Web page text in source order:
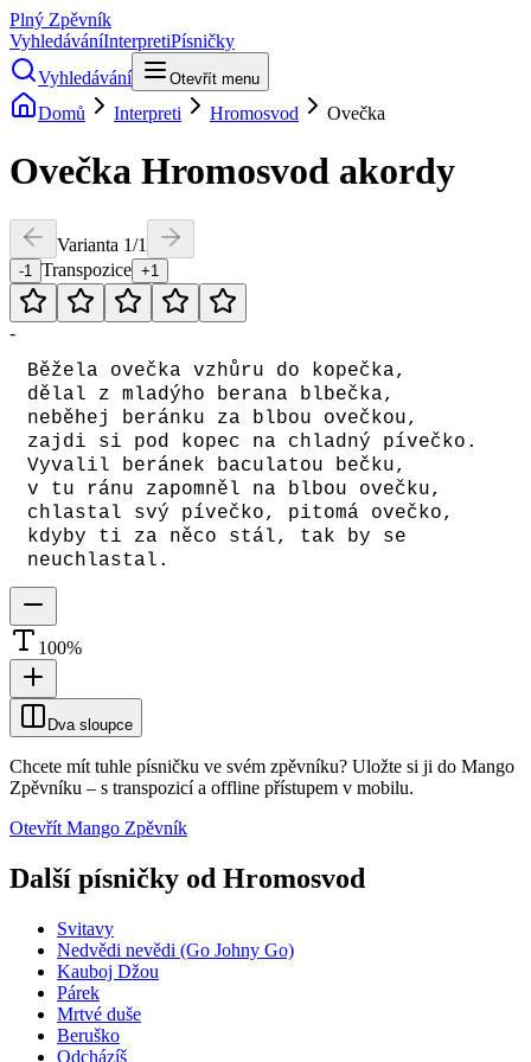
Plný Zpěvník
VyhledáváníInterpretiPísničky
Vyhledávání
Otevřít menu
Domů Interpreti Hromosvod Ovečka
Ovečka Hromosvod akordy
Varianta 1/1
-1 Transpozice +1
-
Běžela ovečka vzhůru do kopečka,
dělal z mladýho berana blbečka,
neběhej beránku za blbou ovečkou,
zajdi si pod kopec na chladný pívečko.
Vyvalil beránek baculatou bečku,
v tu ránu zapomněl na blbou ovečku,
chlastal svý pívečko, pitomá ovečko,
kdyby ti za něco stál, tak by se
neuchlastal.
100%
Dva sloupce
Chcete mít tuhle písničku ve svém zpěvníku? Uložte si ji do Mango
Zpěvníku – s transpozicí a offline přístupem v mobilu.
Otevřít Mango Zpěvník
Další písničky od Hromosvod
Svitavy
Nedvědi nevědi (Go Johny Go)
Kauboj Džou
Párek
Mrtvé duše
Beruško
Odcházíš